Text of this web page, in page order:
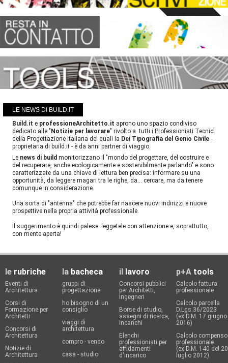
LE NEWS DI BUILD.IT
Build.it e professioneArchitetto.it aprono uno spazio condiviso
dedicato alle " Notizie per lavorare" rivolto a tutti i Professionisti Tecnici
della Progettazione Italiana dei quali la Dei Tipografia del Genio Civile -
proprietaria di build.it - è da anni partner di viaggio.
Le news di build monitorizzano il "mondo del progettare, del costruire e
del recuperare, anche ecologicamente e sostenibilmente parlando" e sono
caratterizzate da una chiave di lettura ben precisa: informare su una
opportunità, da leggere magari tra le righe, da... cercare, ma da tenere
comunque in considerazione.
Una sorta di "antenna" che potrebbe far nascere nuovi indirizzi e nuove
prospettive nella propria attività professionale.
Il suggerimento è quindi palese: leggetele con attenzione e, soprattutto,
con mente aperta!
le rubriche
Eventi di
Architettura
Corsi di
Formazione per
Architetti
Concorsi di
Architettura
Notizie di
Architettura
la bacheca
gruppi di
progettazione
ho bisogno di un
consiglio
viaggi di
architettura
compro - vendo
casa - studio
il lavoro
Concorsi pubblici
per Architetti,
Ingegneri
Borse di studio,
assegni di ricerca,
incarichi
Elenchi
professionisti per
affidamenti
d'incarico
p+A tools
Calcolo fattura
professionale
Calcolo parcella
D.Lgs.36/2023
(ex D.M. 17 giugno
2016)
Calcolo compenso
professionale
(ex D.M. 140 del 20
luglio 2012)